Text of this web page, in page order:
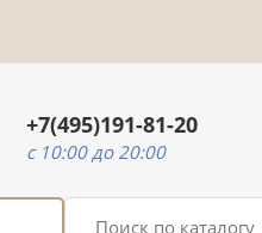
+7(495)191-81-20
c 10:00 до 20:00